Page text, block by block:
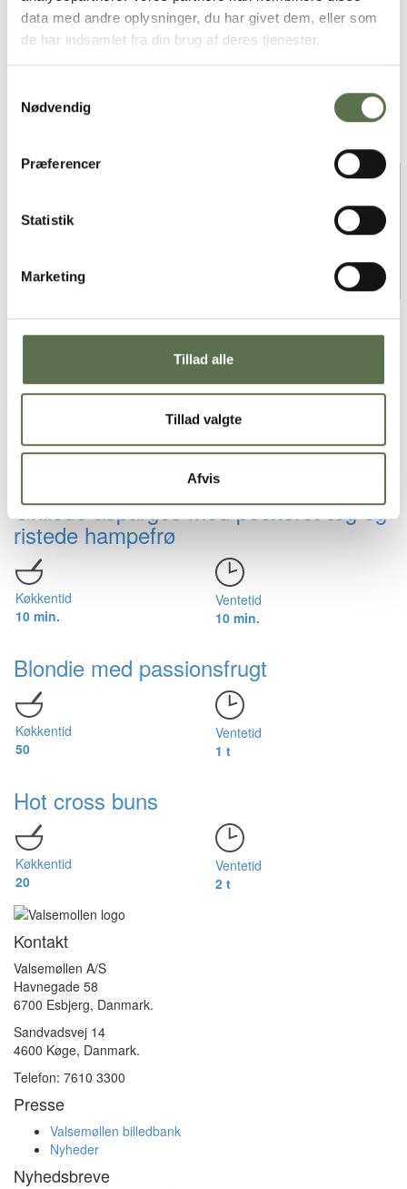
data med andre oplysninger, du har givet dem, eller som
de har indsamlet fra din brug af deres tjenester.
Nødvendig
Præferencer
Statistik
Marketing
Tillad alle
Tillad valgte
Afvis
Befri kagen fra formen og stik små påskeæg ud med en
form.
Et godt tip:Påskekagerne er lavet som makronsnitter med
vidunderligt og sagtens kan serveres enten alene eller som en del
af et kagebord, eller som dessert til påskefrokosten.
Se også
Grillede asparges med pocheret æg og
ristede hampefrø
Køkkentid
10 min.
Ventetid
10 min.
Blondie med passionsfrugt
Køkkentid
50
Ventetid
1 t
Hot cross buns
Køkkentid
20
Ventetid
2 t
Kontakt
Valsemøllen A/S
Havnegade 58
6700 Esbjerg, Danmark.
Sandvadsvej 14
4600 Køge, Danmark.
Telefon: 7610 3300
Presse
Valsemøllen billedbank
Nyheder
Nyhedsbreve